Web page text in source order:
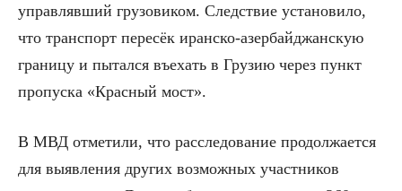
управлявший грузовиком. Следствие установило,
что транспорт пересёк иранско-азербайджанскую
границу и пытался въехать в Грузию через пункт
пропуска «Красный мост».
В МВД отметили, что расследование продолжается
для выявления других возможных участников